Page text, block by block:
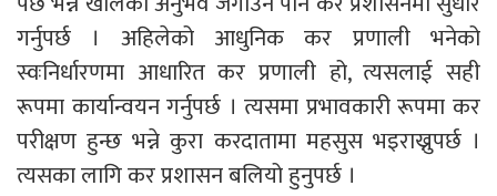
गर्नुपर्छ । अहिलेको आधुनिक कर प्रणाली भनेको
स्वःनिर्धारणमा आधारित कर प्रणाली हो, त्यसलाई सही
रूपमा कार्यान्वयन गर्नुपर्छ । त्यसमा प्रभावकारी रूपमा कर
परीक्षण हुन्छ भन्ने कुरा करदातामा महसुस भइराख्नुपर्छ ।
त्यसका लागि कर प्रशासन बलियो हुनुपर्छ ।